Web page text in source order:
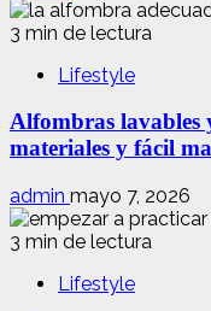
3 min de lectura
Lifestyle
Alfombras lavables
materiales y fácil
admin mayo 7, 2026
3 min de lectura
Lifestyle